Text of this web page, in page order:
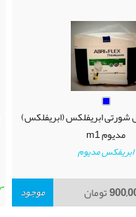
ابریفلکس (ابریفلکس)
مدیوم m1
ابریفکس مدیوم
تومان موجود